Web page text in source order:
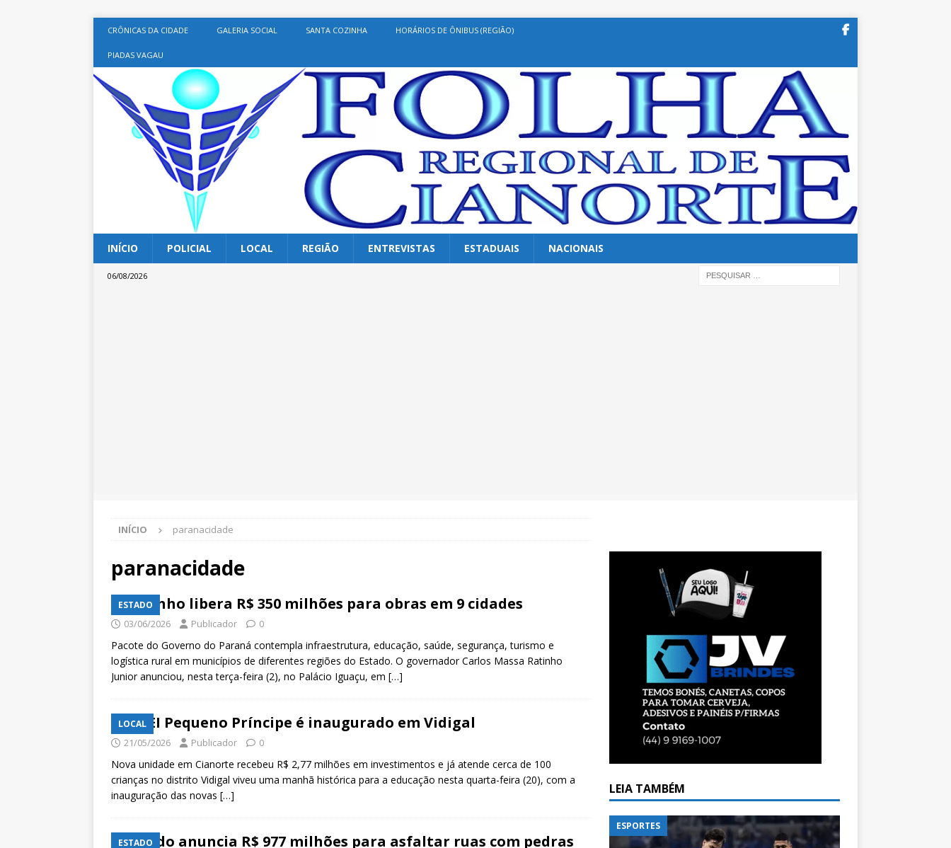
CRÔNICAS DA CIDADE GALERIA SOCIAL SANTA COZINHA HORÁRIOS DE ÔNIBUS (REGIÃO)
PIADAS VAGAU
INÍCIO POLICIAL LOCAL REGIÃO ENTREVISTAS ESTADUAIS NACIONAIS
06/08/2026
INÍCIO paranacidade
paranacidade
ESTADO
Ratinho libera R$ 350 milhões para obras em 9 cidades
03/06/2026 Publicador 0
Pacote do Governo do Paraná contempla infraestrutura, educação, saúde, segurança, turismo e
logística rural em municípios de diferentes regiões do Estado. O governador Carlos Massa Ratinho
Junior anunciou, nesta terça-feira (2), no Palácio Iguaçu, em […]
LOCAL
CMEI Pequeno Príncipe é inaugurado em Vidigal
21/05/2026 Publicador 0
Nova unidade em Cianorte recebeu R$ 2,77 milhões em investimentos e já atende cerca de 100
crianças no distrito Vidigal viveu uma manhã histórica para a educação nesta quarta-feira (20), com a
inauguração das novas […]
ESTADO
Estado anuncia R$ 977 milhões para asfaltar ruas com pedras
LEIA TAMBÉM
ESPORTES